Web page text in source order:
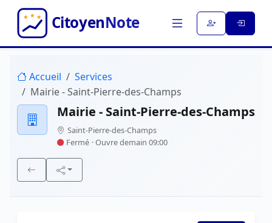
Accueil
Services
Mairie - Saint-Pierre-des-Champs
Mairie - Saint-Pierre-des-Champs
Saint-Pierre-des-Champs
Fermé · Ouvre demain 09:00